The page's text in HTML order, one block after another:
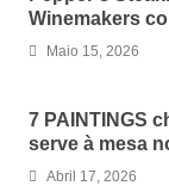
Winemakers
Maio 15, 2026
7 PAINTINGS
serve à mesa
Abril 17, 2026